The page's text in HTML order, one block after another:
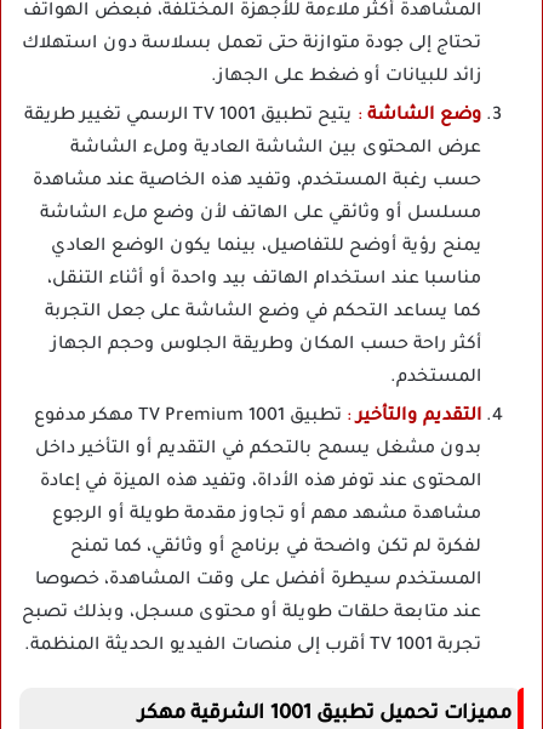
المشاهدة أكثر ملاءمة للأجهزة المختلفة، فبعض الهواتف
تحتاج إلى جودة متوازنة حتى تعمل بسلاسة دون استهلاك
زائد للبيانات أو ضغط على الجهاز.
وضع الشاشة :
يتيح تطبيق 1001 TV الرسمي تغيير طريقة
عرض المحتوى بين الشاشة العادية وملء الشاشة
حسب رغبة المستخدم، وتفيد هذه الخاصية عند مشاهدة
مسلسل أو وثائقي على الهاتف لأن وضع ملء الشاشة
يمنح رؤية أوضح للتفاصيل، بينما يكون الوضع العادي
مناسبا عند استخدام الهاتف بيد واحدة أو أثناء التنقل،
كما يساعد التحكم في وضع الشاشة على جعل التجربة
أكثر راحة حسب المكان وطريقة الجلوس وحجم الجهاز
المستخدم.
التقديم والتأخير:
تطبيق 1001 TV Premium مهكر مدفوع
بدون مشغل يسمح بالتحكم في التقديم أو التأخير داخل
المحتوى عند توفر هذه الأداة، وتفيد هذه الميزة في إعادة
مشاهدة مشهد مهم أو تجاوز مقدمة طويلة أو الرجوع
لفكرة لم تكن واضحة في برنامج أو وثائقي، كما تمنح
المستخدم سيطرة أفضل على وقت المشاهدة، خصوصا
عند متابعة حلقات طويلة أو محتوى مسجل، وبذلك تصبح
تجربة 1001 TV أقرب إلى منصات الفيديو الحديثة المنظمة.
مميزات تحميل تطبيق 1001 الشرقية مهكر